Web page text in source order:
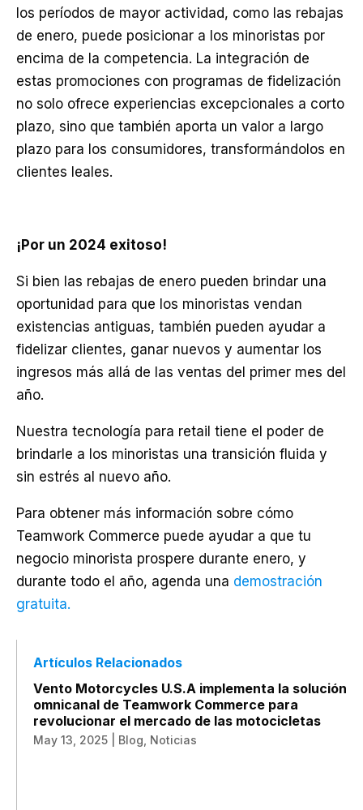
los períodos de mayor actividad, como las rebajas
de enero, puede posicionar a los minoristas por
encima de la competencia. La integración de
estas promociones con programas de fidelización
no solo ofrece experiencias excepcionales a corto
plazo, sino que también aporta un valor a largo
plazo para los consumidores, transformándolos en
clientes leales.
¡Por un 2024 exitoso!
Si bien las rebajas de enero pueden brindar una
oportunidad para que los minoristas vendan
existencias antiguas, también pueden ayudar a
fidelizar clientes, ganar nuevos y aumentar los
ingresos más allá de las ventas del primer mes del
año.
Nuestra tecnología para retail tiene el poder de
brindarle a los minoristas una transición fluida y
sin estrés al nuevo año.
Para obtener más información sobre cómo
Teamwork Commerce puede ayudar a que tu
negocio minorista prospere durante enero, y
durante todo el año, agenda una demostración
gratuita.
Artículos Relacionados
Vento Motorcycles U.S.A implementa la solución
omnicanal de Teamwork Commerce para
revolucionar el mercado de las motocicletas
May 13, 2025 Blog Noticias